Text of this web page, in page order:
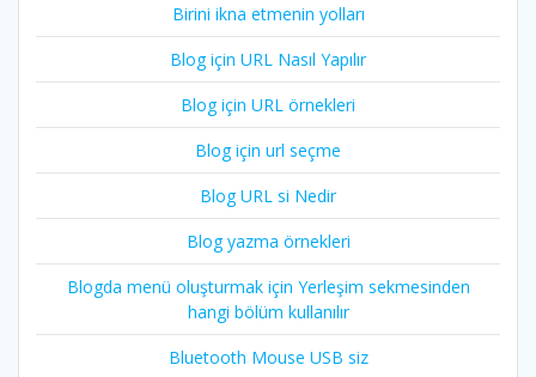
Birini ikna etmenin yolları
Blog için URL Nasıl Yapılır
Blog için URL örnekleri
Blog için url seçme
Blog URL si Nedir
Blog yazma örnekleri
Blogda menü oluşturmak için Yerleşim sekmesinden
hangi bölüm kullanılır
Bluetooth Mouse USB siz